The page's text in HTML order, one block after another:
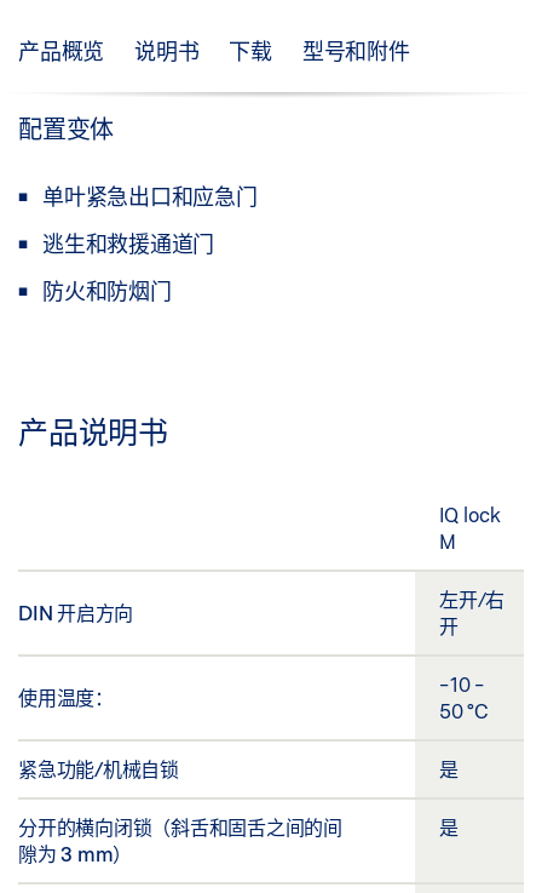
产品概览 说明书 下载 型号和附件
配置变体
单叶紧急出口和应急门
逃生和救援通道门
防火和防烟门
产品说明书
IQ lock
M
DIN 开启方向
左开/右
开
使用温度：
-10 -
50 °C
紧急功能/机械自锁 是
分开的横向闭锁（斜舌和固舌之间的间
隙为 3 mm）
是